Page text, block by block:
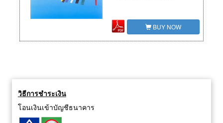
BUY NOW
วิธีการชำระเงิน
โอนเงินเข้าบัญชีธนาคาร